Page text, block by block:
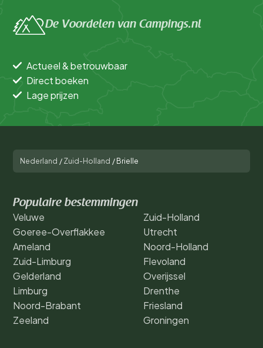
De Voordelen van Campings.nl
Actueel & betrouwbaar
Direct boeken
Lage prijzen
Nederland / Zuid-Holland / Brielle
Populaire bestemmingen
Veluwe
Goeree-Overflakkee
Ameland
Zuid-Limburg
Gelderland
Limburg
Noord-Brabant
Zeeland
Zuid-Holland
Utrecht
Noord-Holland
Flevoland
Overijssel
Drenthe
Friesland
Groningen